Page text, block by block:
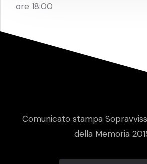
ore 18:00
Comunicato stampa
della Memoria